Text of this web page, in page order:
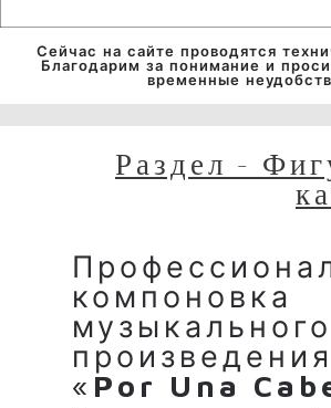
Сейчас на сайте проводятся
Благодарим за понимание и
временные
Раздел -
компоновка
музыкального
произведения
« Por Una